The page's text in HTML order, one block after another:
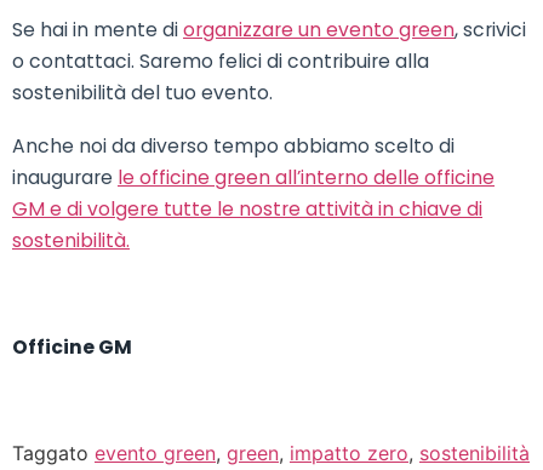
Se hai in mente diorganizzare un evento green, scrivici
o contattaci. Saremo felici di contribuire alla
sostenibilità del tuo evento.
Anche noi da diverso tempo abbiamo scelto di
inaugurare le officine green all’interno delle officine
GM e di volgere tutte le nostre attività in chiave di
sostenibilità.
Officine GM
Taggato evento green, green, impatto zero, sostenibilità